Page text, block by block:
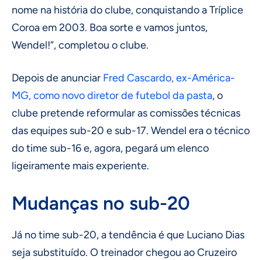
nome na história do clube, conquistando a Tríplice
Coroa em 2003. Boa sorte e vamos juntos,
Wendel!”, completou o clube.
Depois de anunciar Fred Cascardo, ex-América-
MG, como novo diretor de futebol da pasta, o
clube pretende reformular as comissões técnicas
das equipes sub-20 e sub-17. Wendel era o técnico
do time sub-16 e, agora, pegará um elenco
ligeiramente mais experiente.
Mudanças no sub-20
Já no time sub-20, a tendência é que Luciano Dias
seja substituído. O treinador chegou ao Cruzeiro